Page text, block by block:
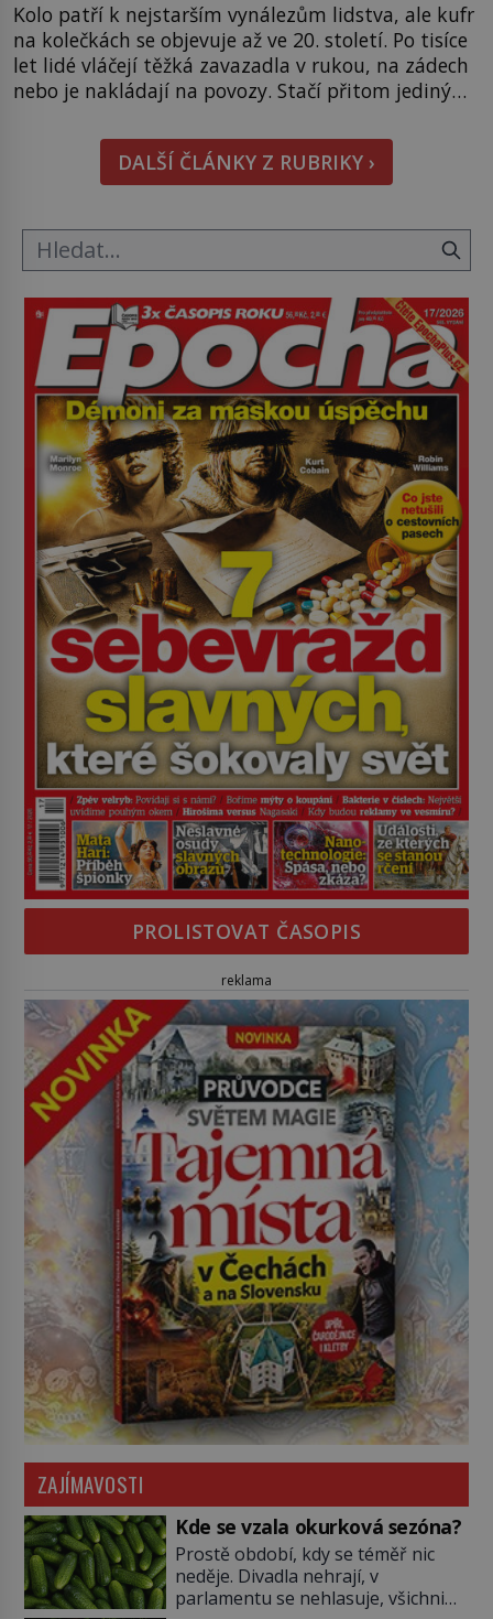
Kolo patří k nejstarším vynálezům lidstva, ale kufr
na kolečkách se objevuje až ve 20. století. Po tisíce
let lidé vláčejí těžká zavazadla v rukou, na zádech
nebo je nakládají na povozy. Stačí přitom jediný
nikdo dlouho nedostane. Až jednou se na letišti
ozve věta, která změní […]
DALŠÍ ČLÁNKY Z RUBRIKY ›
PROLISTOVAT ČASOPIS
reklama
ZAJÍMAVOSTI
Kde se vzala okurková sezóna?
Prostě období, kdy se téměř nic
neděje. Divadla nehrají, v
parlamentu se nehlasuje, všichni